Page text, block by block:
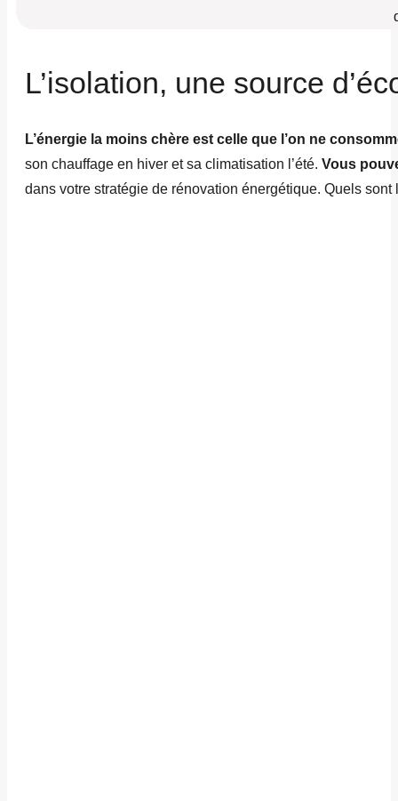
L’isolation, une source
L’énergie la moins chère est celle que l’on ne
son chauffage en hiver et sa climatisation l’été. Vous
dans votre stratégie de rénovation énergétique. Quels